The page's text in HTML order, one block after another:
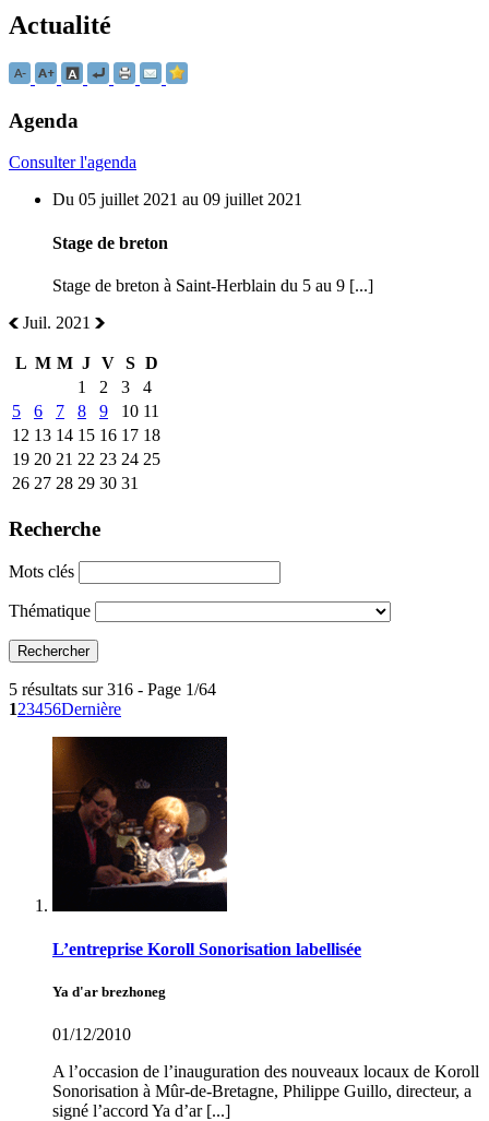
Actualité
Agenda
Consulter l'agenda
Du 05 juillet 2021 au 09 juillet 2021
Stage de breton
Stage de breton à Saint-Herblain du 5 au 9 [...]
Juil. 2021
L M M J V S D
1
2 3
4
5
6 7 8 9 10 11
12 13 14 15 16 17 18
19 20 21 22 23 24 25
26 27 28 29 30 31
Recherche
Mots clés
Thématique
5 résultats sur 316 - Page 1/64
123456Dernière
L’entreprise Koroll Sonorisation labellisée
Ya d'ar brezhoneg
01/12/2010
A l’occasion de l’inauguration des nouveaux locaux de Koroll
Sonorisation à Mûr-de-Bretagne, Philippe Guillo, directeur, a
signé l’accord Ya d’ar [...]